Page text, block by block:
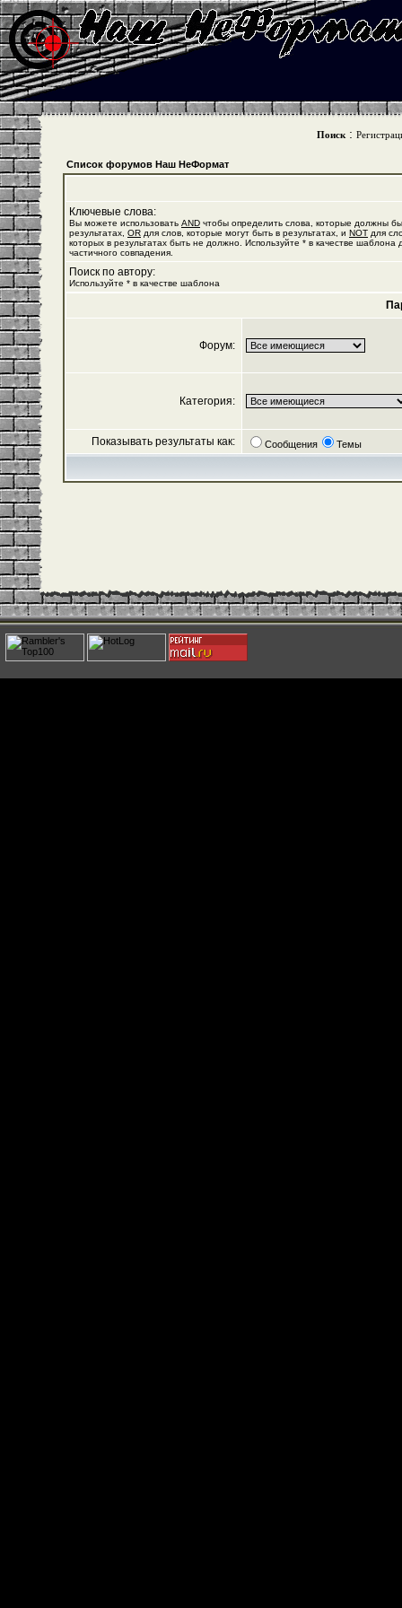
Поиск :
Список форумов Наш НеФормат
Ключевые слова:
Вы можете использовать AND чтобы определить слова, которые должны
результатах, OR для слов, которые могут быть в результатах, и NOT для
которых в результатах быть не должно. Используйте * в качестве шаблона
частичного совпадения.
Поиск по автору:
Используйте * в качестве шаблона
Форум:
Категория:
Показывать результаты как: Сообщения Темы